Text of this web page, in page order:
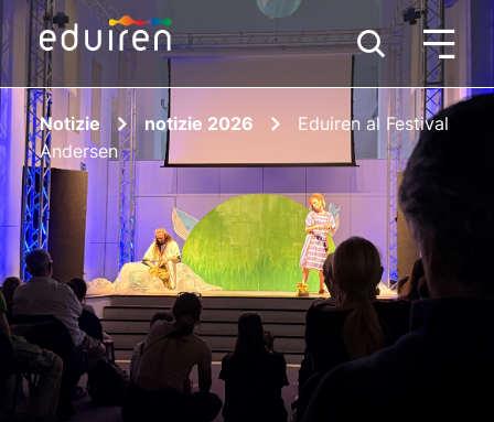
Notizie notizie 2026
Eduiren al Festival
Andersen